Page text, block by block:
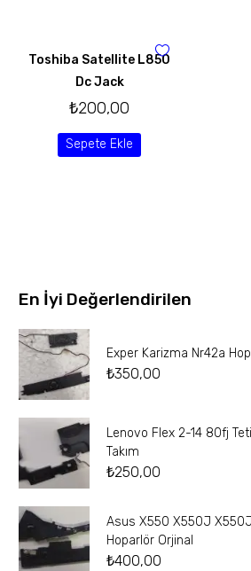
Toshiba Satellite L850
Dc Jack
₺200,00
Sepete Ekle
En İyi Değerlendirilen
Exper Karizma Nr42a
₺350,00
Lenovo Flex 2-14 80fj
Takım
₺250,00
Asus X550 X550J
Hoparlör Orjinal
₺400,00